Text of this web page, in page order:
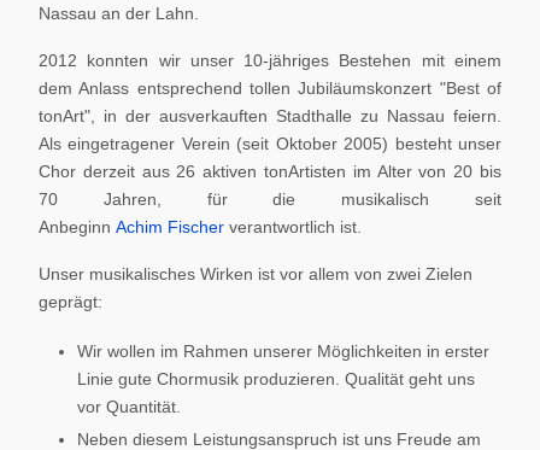
Nassau an der Lahn.
2012 konnten wir unser 10-jähriges Bestehen mit einem
dem Anlass entsprechend tollen Jubiläumskonzert "Best of
tonArt", in der ausverkauften Stadthalle zu Nassau feiern.
Als eingetragener Verein (seit Oktober 2005) besteht unser
Chor derzeit aus 26 aktiven tonArtisten im Alter von 20 bis
70 Jahren, für die musikalisch seit
Anbeginn Achim Fischer verantwortlich ist.
Unser musikalisches Wirken ist vor allem von zwei Zielen
geprägt:
Wir wollen im Rahmen unserer Möglichkeiten in erster
Linie gute Chormusik produzieren. Qualität geht uns
vor Quantität.
Neben diesem Leistungsanspruch ist uns Freude am